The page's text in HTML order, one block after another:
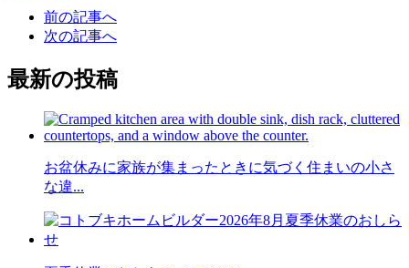
前の記事へ
次の記事へ
最新の投稿
お盆休みに家族が集まったときに気づく住まいの小さ
な違...